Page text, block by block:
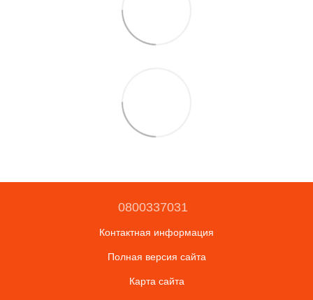
0800337031
Контактная информация
Полная версия сайта
Карта сайта